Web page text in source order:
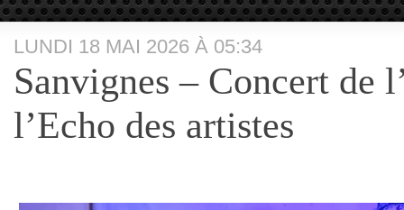
LUNDI 18 MAI 2026 À 05:34
Sanvignes – Concert de
l’Echo des artistes